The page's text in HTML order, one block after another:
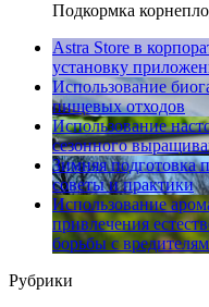
Подкормка
Astra Store в
установку
Использование
пищевых отходов
Использование
сезонного
Зимняя подготовка
советы и практики
Использование
привлечения
борьбы с
Рубрики